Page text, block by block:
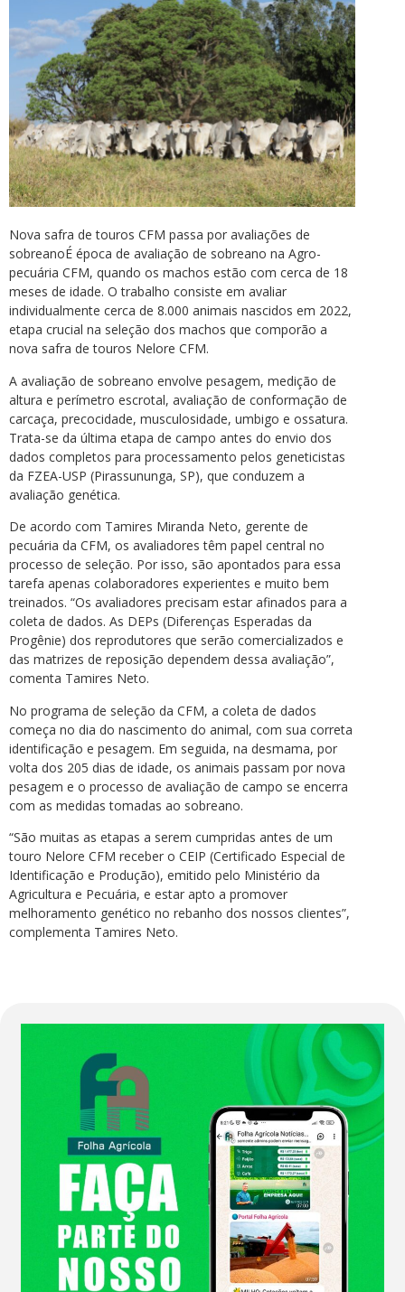
Nova safra de touros CFM passa por avaliações de
sobreanoÉ época de avaliação de sobreano na Agro-
pecuária CFM, quando os machos estão com cerca de 18
meses de idade. O trabalho consiste em avaliar
individualmente cerca de 8.000 animais nascidos em 2022,
etapa crucial na seleção dos machos que comporão a
nova safra de touros Nelore CFM.
A avaliação de sobreano envolve pesagem, medição de
altura e perímetro escrotal, avaliação de conformação de
carcaça, precocidade, musculosidade, umbigo e ossatura.
Trata-se da última etapa de campo antes do envio dos
dados completos para processamento pelos geneticistas
da FZEA-USP (Pirassununga, SP), que conduzem a
avaliação genética.
De acordo com Tamires Miranda Neto, gerente de
pecuária da CFM, os avaliadores têm papel central no
processo de seleção. Por isso, são apontados para essa
tarefa apenas colaboradores experientes e muito bem
treinados. “Os avaliadores precisam estar afinados para a
coleta de dados. As DEPs (Diferenças Esperadas da
Progênie) dos reprodutores que serão comercializados e
das matrizes de reposição dependem dessa avaliação”,
comenta Tamires Neto.
No programa de seleção da CFM, a coleta de dados
começa no dia do nascimento do animal, com sua correta
identificação e pesagem. Em seguida, na desmama, por
volta dos 205 dias de idade, os animais passam por nova
pesagem e o processo de avaliação de campo se encerra
com as medidas tomadas ao sobreano.
“São muitas as etapas a serem cumpridas antes de um
touro Nelore CFM receber o CEIP (Certificado Especial de
Identificação e Produção), emitido pelo Ministério da
Agricultura e Pecuária, e estar apto a promover
melhoramento genético no rebanho dos nossos clientes”,
complementa Tamires Neto.